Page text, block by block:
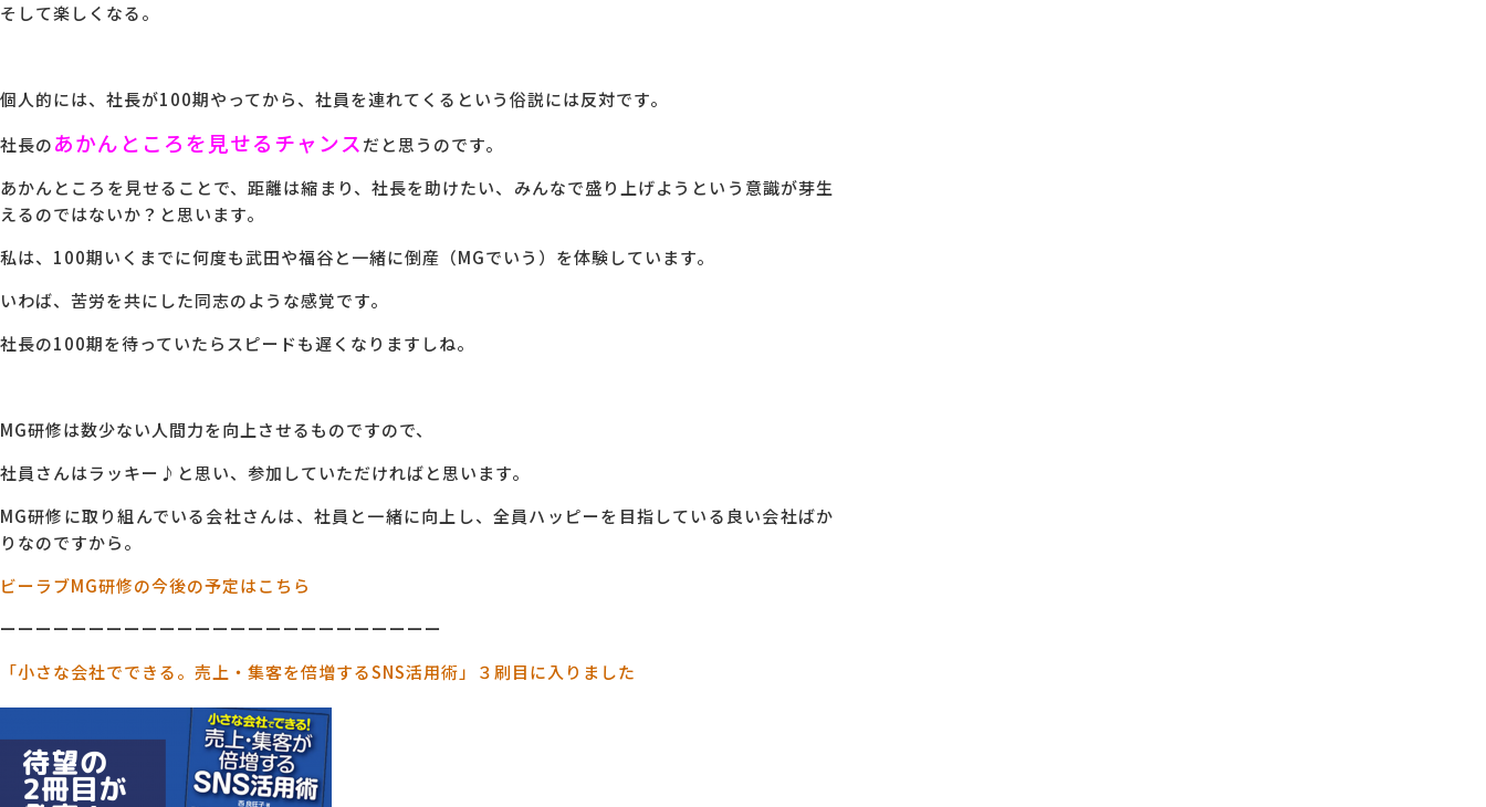
そして楽しくなる。
個人的には、社長が100期やってから、社員を連れてくるという俗説には反対です。
社長のあかんところを見せるチャンスだと思うのです。
あかんところを見せることで、距離は縮まり、社長を助けたい、みんなで盛り上げようという意識が芽生
えるのではないか？と思います。
私は、100期いくまでに何度も武田や福谷と一緒に倒産（MGでいう）を体験しています。
いわば、苦労を共にした同志のような感覚です。
社長の100期を待っていたらスピードも遅くなりますしね。
MG研修は数少ない人間力を向上させるものですので、
社員さんはラッキー♪と思い、参加していただければと思います。
MG研修に取り組んでいる会社さんは、社員と一緒に向上し、全員ハッピーを目指している良い会社ばか
りなのですから。
ビーラブMG研修の今後の予定はこちら
ーーーーーーーーーーーーーーーーーーーーーーーーー
「小さな会社でできる。売上・集客を倍増するSNS活用術」３刷目に入りました